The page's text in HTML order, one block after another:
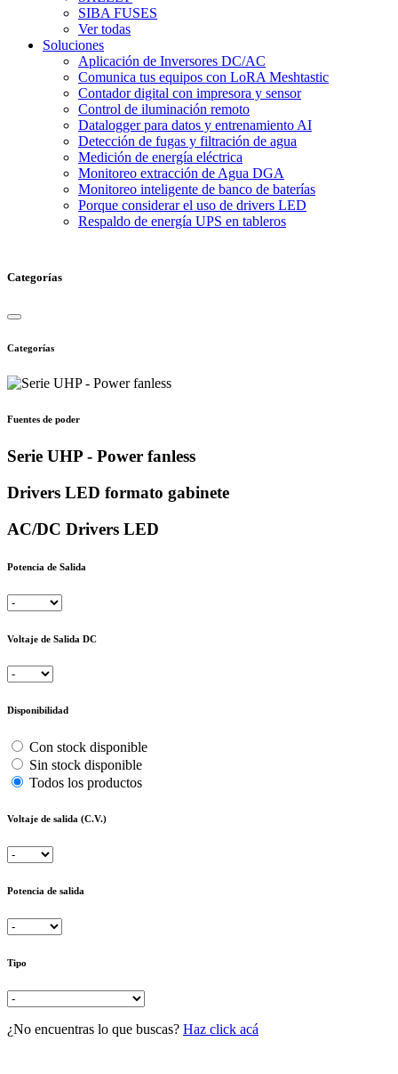
SIBA FUSES
Ver todas
Soluciones
Aplicación de Inversores DC/AC
Comunica tus equipos con LoRA Meshtastic
Contador digital con impresora y sensor
Control de iluminación remoto
Datalogger para datos y entrenamiento AI
Detección de fugas y filtración de agua
Medición de energía eléctrica
Monitoreo extracción de Agua DGA
Monitoreo inteligente de banco de baterías
Porque considerar el uso de drivers LED
Respaldo de energía UPS en tableros
Categorías
Categorías
Fuentes de poder
Serie UHP - Power fanless
Drivers LED formato gabinete
AC/DC Drivers LED
Potencia de Salida
Voltaje de Salida DC
Disponibilidad
Con stock disponible
Sin stock disponible
Todos los productos
Voltaje de salida (C.V.)
Potencia de salida
Tipo
¿No encuentras lo que buscas? Haz click acá